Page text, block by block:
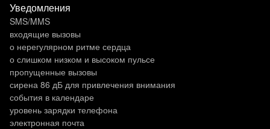
Уведомления
SMS/MMS
входящие вызовы
о нерегулярном ритме сердца
о слишком низком и высоком пульсе
пропущенные вызовы
сирена 86 дБ для привлечения внимания
события в календаре
уровень зарядки телефона
электронная почта